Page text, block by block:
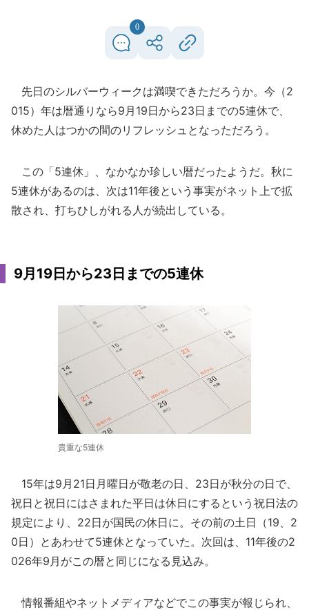
0
先日のシルバーウィークは満喫できただろうか。今（2
015）年は暦通りなら9月19日から23日までの5連休で、
休めた人はつかの間のリフレッシュとなっただろう。
この「5連休」、なかなか珍しい暦だったようだ。秋に
5連休があるのは、次は11年後という事実がネット上で拡
散され、打ちひしがれる人が続出している。
9月19日から23日までの5連休
貴重な5連休
15年は9月21日月曜日が敬老の日、23日が秋分の日で、
祝日と祝日にはさまれた平日は休日にするという祝日法の
規定により、22日が国民の休日に。その前の土日（19、2
0日）とあわせて5連休となっていた。次回は、11年後の2
026年9月がこの暦と同じになる見込み。
情報番組やネットメディアなどでこの事実が報じられ、